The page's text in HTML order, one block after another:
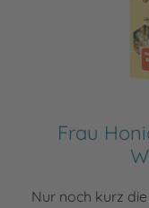
Frau
Nur noch kurz